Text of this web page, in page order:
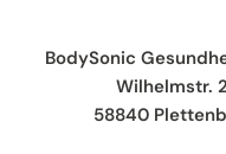
BodySonic
Wilhelmstr.
58840